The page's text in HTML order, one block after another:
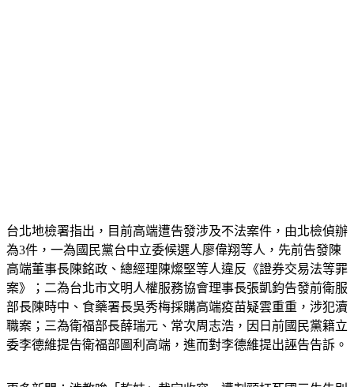
台北地檢署指出，目前高端遭告發涉及不法案件，由北檢偵辦
為3件，一為國民黨台中立委候選人廖偉翔等人，先前告發陳
高端董事長陳銘政、總經理陳燦堅等人違反《證券交易法等罪
案》；二為台北市文明人權服務協會理事長張凱鈞告發前衛服
部長陳時中、食藥署長吳秀梅採購高端疫苗疑雲重重，涉犯瀆
職案；三為衛福部長薛瑞元、常次周志浩，因日前國民黨籍立